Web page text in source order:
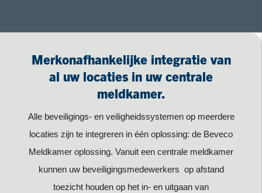
Merkonafhankelijke integratie van
al uw locaties in uw centrale
meldkamer.
Alle beveiligings- en veiligheidssystemen op meerdere
locaties zijn te integreren in één oplossing: de Beveco
Meldkamer oplossing. Vanuit een centrale meldkamer
kunnen uw beveiligingsmedewerkers op afstand
toezicht houden op het in- en uitgaan van